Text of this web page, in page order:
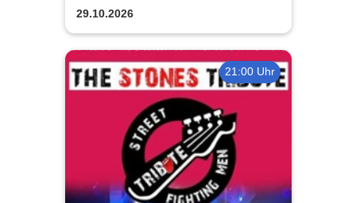
Schweinfurt
29.10.2026
21:00 Uhr